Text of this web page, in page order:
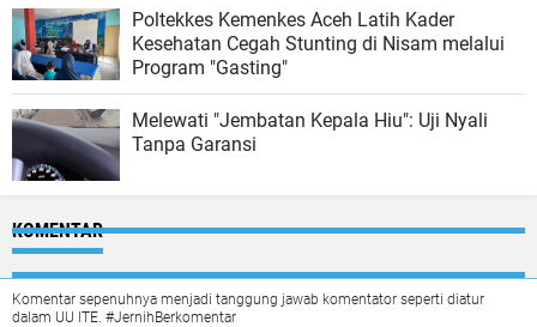
Poltekkes Kemenkes Aceh Latih Kader
Kesehatan Cegah Stunting di Nisam melalui
Program "Gasting"
Melewati "Jembatan Kepala Hiu": Uji Nyali
Tanpa Garansi
KOMENTAR
Komentar sepenuhnya menjadi tanggung jawab komentator seperti diatur
dalam UU ITE. #JernihBerkomentar